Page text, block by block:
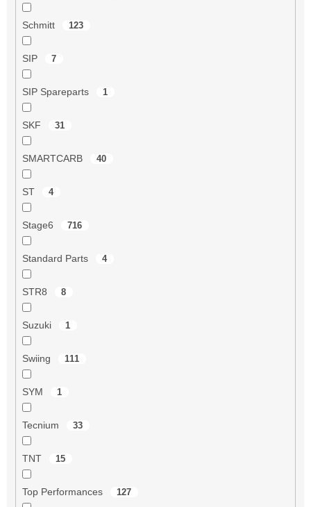
Schmitt 123
SIP 7
SIP Spareparts 1
SKF 31
SMARTCARB 40
ST 4
Stage6 716
Standard Parts 4
STR8 8
Suzuki 1
Swiing 111
SYM 1
Tecnium 33
TNT 15
Top Performances 127